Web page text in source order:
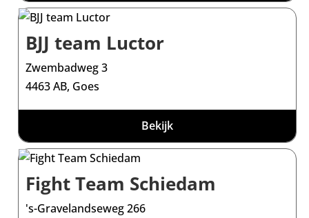
BJJ team Luctor
Zwembadweg 3
4463 AB, Goes
Bekijk
Fight Team Schiedam
's-Gravelandseweg 266